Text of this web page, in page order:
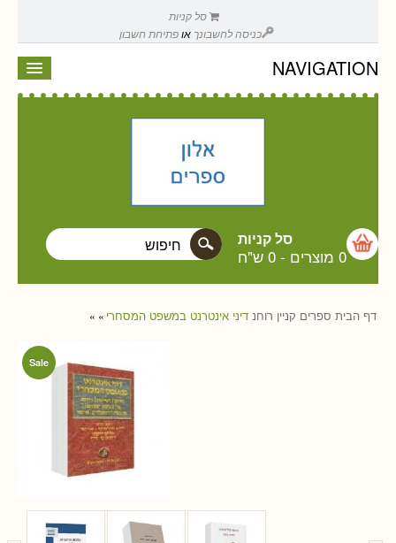
סל קניות
כניסה לחשבונך אופתיחת חשבון
NAVIGATION
סל קניות
0 מוצרים - 0 ש"ח
דף הבית » ספרים קניין רוחנ » דיני אינטרנט במשפט המסחרי
Sale